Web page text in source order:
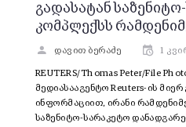
გადასატან
კომპლექსს
დავით ბერაძე 1
REUTERS/Thomas Peter/File
მედიასააგენტო Reuters-ის
ინფორმაციით, ირანი
საზენიტო-სარაკეტო